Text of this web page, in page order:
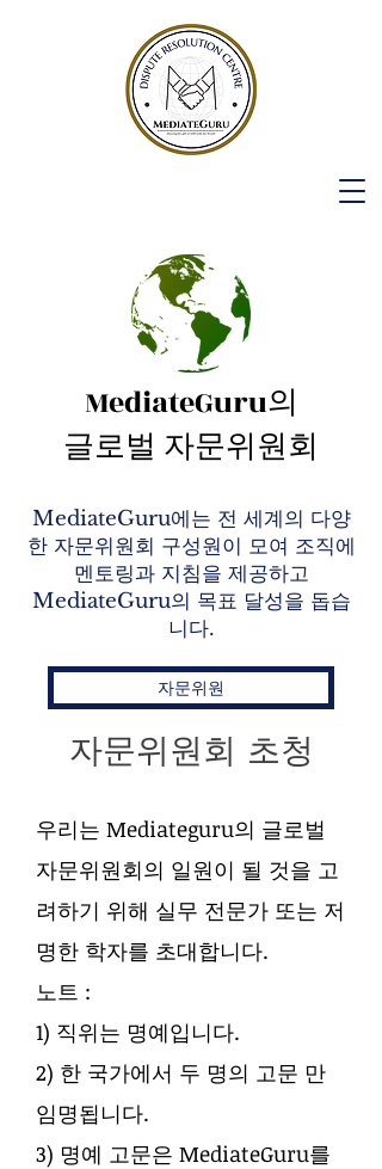
MediateGuru의
글로벌 자문위원회
MediateGuru에는 전 세계의 다양
한 자문위원회 구성원이 모여 조직에
멘토링과 지침을 제공하고
MediateGuru의 목표 달성을 돕습
니다.
자문위원
자문위원회 초청
우리는 Mediateguru의 글로벌
자문위원회의 일원이 될 것을 고
려하기 위해 실무 전문가 또는 저
명한 학자를 초대합니다.
노트 :
1) 직위는 명예입니다.
2) 한 국가에서 두 명의 고문 만
임명됩니다.
3) 명예 고문은 MediateGuru를